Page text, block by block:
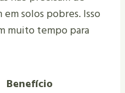
solos pobres. Isso
muito tempo para
Benefício